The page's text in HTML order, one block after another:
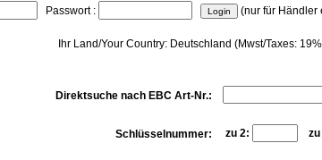
Passwort : (nur für Händler
Ihr Land/Your Country: Deutschland (Mwst/Taxes:
Direktsuche nach EBC Art-Nr.:
Schlüsselnummer: zu 2: zu